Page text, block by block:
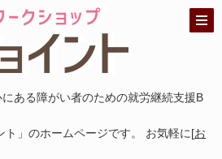
ある障がい者のための就労継続支援B
ト」のホームページです。 お気軽に[お